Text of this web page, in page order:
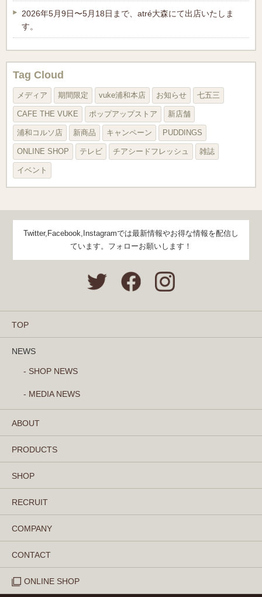
2026年5月9日〜5月18日まで、atré大森にて出店いたしま
す。
Tag Cloud
メディア 期間限定 vuke浦和本店 お知らせ 七五三
CAFE THE VUKE ポップアップストア 新店舗
浦和コルソ店 新商品 キャンペーン PUDDINGS
ONLINE SHOP テレビ チアシードフレッシュ 雑誌
イベント
Twitter,Facebook,Instagramでは最新情報やお得な情報を配信し
ています。フォローお願いします！
TOP
NEWS
- SHOP NEWS
- MEDIA NEWS
ABOUT
PRODUCTS
SHOP
RECRUIT
COMPANY
CONTACT
ONLINE SHOP